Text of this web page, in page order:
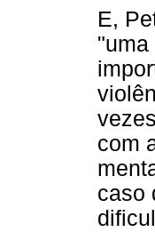
E,
"uma
com
caso